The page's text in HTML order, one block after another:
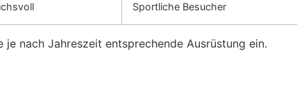
Sportliche Besucher
nach Jahreszeit entsprechende Ausrüstung ein.